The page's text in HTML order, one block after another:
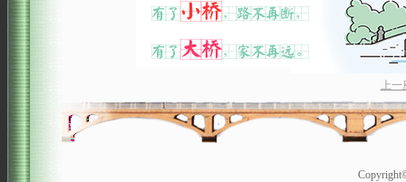
上一